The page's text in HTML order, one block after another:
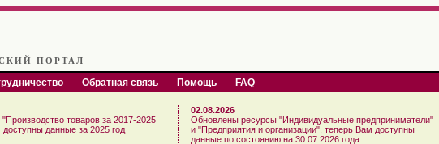
ПОРТАЛ
Обратная связь Помощь FAQ
товаров за 2017-2025
доступны данные за 2025 год
02.08.2026
Обновлены ресурсы "Индивидуальные предприниматели"
и "Предприятия и организации", теперь Вам доступны
данные по состоянию на 30.07.2026 года